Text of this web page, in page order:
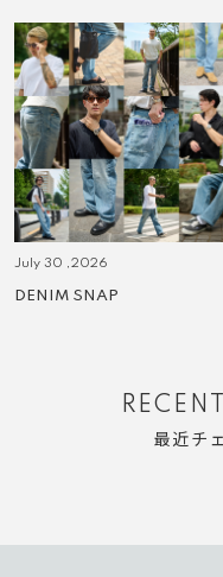
July 30 ,2026
DENIM SNAP
最近チ